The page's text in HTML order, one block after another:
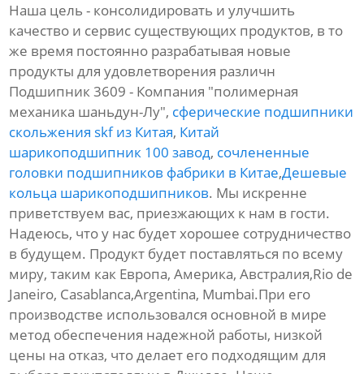
Наша цель - консолидировать и улучшить
качество и сервис существующих продуктов, в то
же время постоянно разрабатывая новые
продукты для удовлетворения различн
Подшипник 3609 - Компания "полимерная
механика шаньдун-Лу", сферические подшипники
скольжения skf из Китая, Китай
шарикоподшипник 100 завод, сочлененные
головки подшипников фабрики в Китае,Дешевые
кольца шарикоподшипников. Мы искренне
приветствуем вас, приезжающих к нам в гости.
Надеюсь, что у нас будет хорошее сотрудничество
в будущем. Продукт будет поставляться по всему
миру, таким как Европа, Америка, Австралия,Rio de
Janeiro, Casablanca,Argentina, Mumbai.При его
производстве использовался основной в мире
метод обеспечения надежной работы, низкой
цены на отказ, что делает его подходящим для